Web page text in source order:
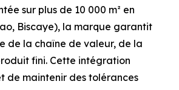
sur plus de 10 000 m² en
Biscaye), la marque garantit
de la chaîne de valeur, de la
fini. Cette intégration
de maintenir des tolérances